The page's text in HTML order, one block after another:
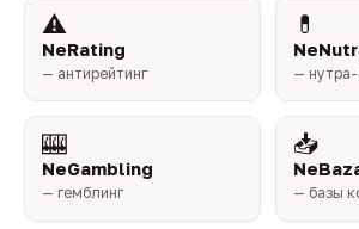
⚠️
NeRating
— антирейтинг
💊
—
🎰
NeGambling
— гемблинг
📥
— базы